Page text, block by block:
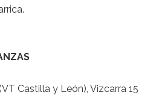
Castilla y León), Vizcarra 15